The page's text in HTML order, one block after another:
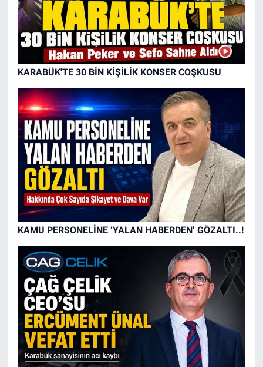
KARABÜK'TE 30 BİN KİŞİLİK KONSER COŞKUSU
KAMU PERSONELİNE ‘YALAN HABERDEN’ GÖZALTI..!